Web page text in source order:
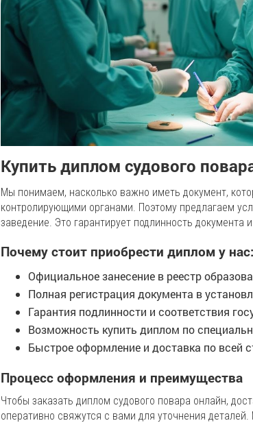
Купить диплом судового
Мы понимаем, насколько важно иметь документ,
контролирующими органами. Поэтому предлагаем
заведение. Это гарантирует подлинность документа
Почему стоит приобрести диплом у нас:
Официальное занесение в реестр
Полная регистрация документа в
Гарантия подлинности и соответствия
Возможность купить диплом по
Быстрое оформление и доставка по всей
Процесс оформления и преимущества
Чтобы заказать диплом судового повара онлайн,
оперативно свяжутся с вами для уточнения